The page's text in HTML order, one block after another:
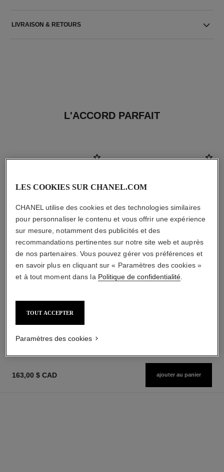
LIVRAISON & RETOURS
L'ACCORD PARFAIT
coco mademoiselle
163,00 $ CAD ajouter au panier
LES COOKIES SUR CHANEL.COM
CHANEL utilise des cookies et des technologies similaires
pour personnaliser le contenu et vous offrir une expérience
sur mesure, notamment des publicités et des
recommandations pertinentes sur notre site web et auprès
de nos partenaires. Vous pouvez gérer vos préférences et
en savoir plus en cliquant sur « Paramètres des cookies »
et à tout moment dans la Politique de confidentialité.
TOUT ACCEPTER
Paramètres des cookies